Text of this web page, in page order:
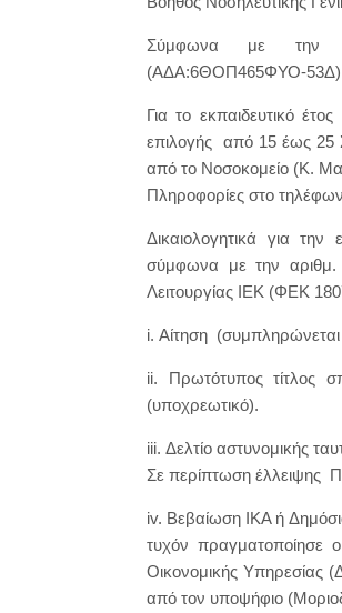
Σύμφωνα με την
(ΑΔΑ:6ΘΟΠ465ΦΥΟ-53Δ),
Για το εκπαιδευτικό
επιλογής από 15 έως 25
από το Νοσοκομείο (Κ.
Πληροφορίες στο
Δικαιολογητικά για
σύμφωνα με την αριθμ.
Λειτουργίας ΙΕΚ (ΦΕΚ
i. Αίτηση
ii. Πρωτότυπος τίτλος
(υποχρεωτικό).
iii. Δελτίο αστυνομικής
Σε περίπτωση έλλειψης
iv. Βεβαίωση ΙΚΑ ή
τυχόν πραγματοποίησε
Οικονομικής Υπηρεσίας
από τον υποψήφιο